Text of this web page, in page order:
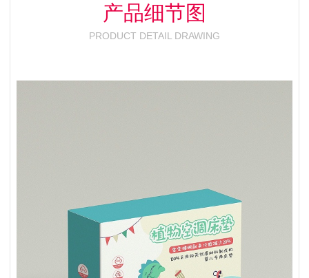
产品细节图
PRODUCT DETAIL DRAWING